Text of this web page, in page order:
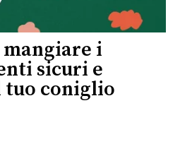
mangiare i
sicuri e
coniglio